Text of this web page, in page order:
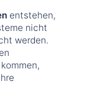
entstehen,
nicht
werden.